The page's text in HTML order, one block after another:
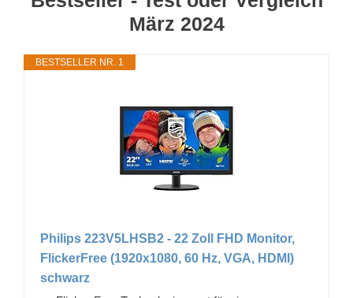
März 2024
BESTSELLER NR. 1
Philips 223V5LHSB2 - 22 Zoll FHD Monitor,
FlickerFree (1920x1080, 60 Hz, VGA, HDMI)
schwarz